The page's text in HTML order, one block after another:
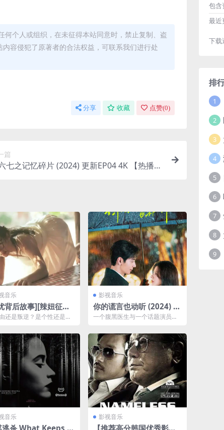
个人或组织，在未征得本站同意时，禁止复制、盗
容侵犯了原著者的合法权益，可联系我们进行处
分享 收藏 点赞(0)
篇
七之记忆碎片 (2024) 更新EP04 4K 【热播国
音乐
背后故事][辣妞征集]
英语中字][1080P]
还是叛逆？是个性还是堕
们涉世未深，她们不...
影视音乐
你的谎言也动听 (2024) 4
K.更新至22集
一个腹黑医生与一个话题演员历
言之下，深藏真心。爱情中...
音乐
逃杀 What Keeps Y
影视音乐
【推荐高分韩国优秀影
包含
最近
下载
排
1
2
3
4
5
6
7
8
9